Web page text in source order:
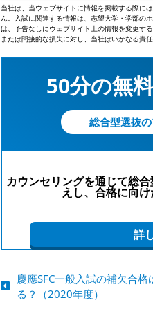
当社は、当ウェブサイトに情報を掲載する際に
ん。入試に関連する情報は、志望大学・学部の
は、予告なしにウェブサイト上の情報を変更す
または間接的な損失に対し、当社はいかなる責任
50分の無
総合型選抜
カウンセリングを通じて総
えし、合格に向
詳
慶應SFC一般入試の補欠合格
る？（2020年度）